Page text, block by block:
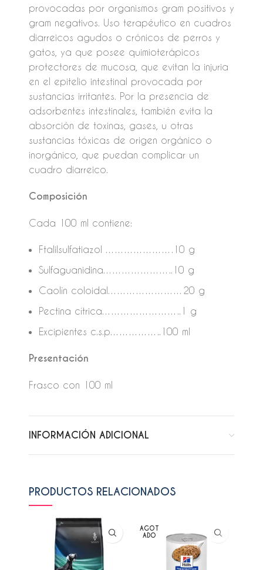
provocadas por organismos gram positivos y
gram negativos. Uso terapéutico en cuadros
diarreicos agudos o crónicos de perros y
gatos, ya que posee quimioterápicos
protectores de mucosa, que evitan la injuria
en el epitelio intestinal provocada por
sustancias irritantes. Por la presencia de
adsorbentes intestinales, también evita la
absorción de toxinas, gases, u otras
sustancias tóxicas de origen orgánico o
inorgánico, que puedan complicar un
cuadro diarreico.
Composición
Cada 100 ml contiene:
Ftalilsulfatiazol ………………….10 g
Sulfaguanidina…………………..10 g
Caolín coloidal……………………20 g
Pectina cítrica……………………..1 g
Excipientes c.s.p……………..100 ml
Presentación
Frasco con 100 ml
INFORMACIÓN ADICIONAL
PRODUCTOS RELACIONADOS
AGOT
ADO